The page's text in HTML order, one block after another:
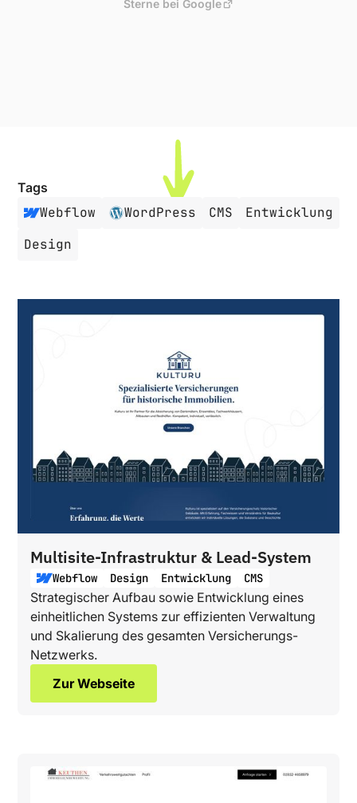
Sterne bei Google
Tags
Webflow WordPress CMS
Entwicklung
Design
Multisite-Infrastruktur & Lead-System
Webflow Design Entwicklung CMS
Strategischer Aufbau sowie Entwicklung eines
einheitlichen Systems zur effizienten Verwaltung
und Skalierung des gesamten Versicherungs-
Netzwerks.
Zur Webseite